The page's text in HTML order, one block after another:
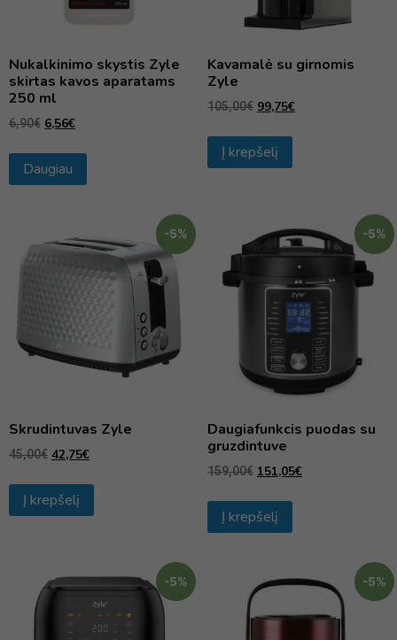
Nukalkinimo skystis Zyle
skirtas kavos aparatams
250 ml
6,90€ 6,56€
Daugiau
Kavamalė su girnomis
Zyle
105,00€ 99,75€
Į krepšelį
-5%
Skrudintuvas Zyle
45,00€ 42,75€
Į krepšelį
-5%
Daugiafunkcis puodas su
gruzdintuve
159,00€ 151,05€
Į krepšelį
-5% -5%